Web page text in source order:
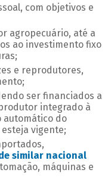
com objetivos e
agropecuário, até a
ao investimento fixo
e reprodutores,
ser financiados a
integrado à
automático do
esteja vigente;
similar nacional
máquinas e